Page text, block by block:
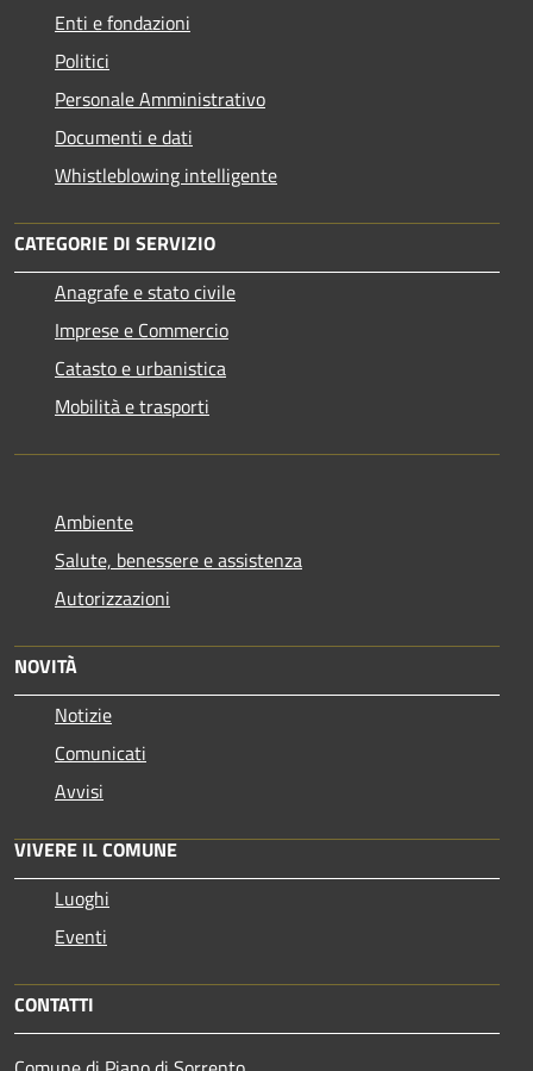
Enti e fondazioni
Politici
Personale Amministrativo
Documenti e dati
Whistleblowing intelligente
CATEGORIE DI SERVIZIO
Anagrafe e stato civile
Imprese e Commercio
Catasto e urbanistica
Mobilità e trasporti
Ambiente
Salute, benessere e assistenza
Autorizzazioni
NOVITÀ
Notizie
Comunicati
Avvisi
VIVERE IL COMUNE
Luoghi
Eventi
CONTATTI